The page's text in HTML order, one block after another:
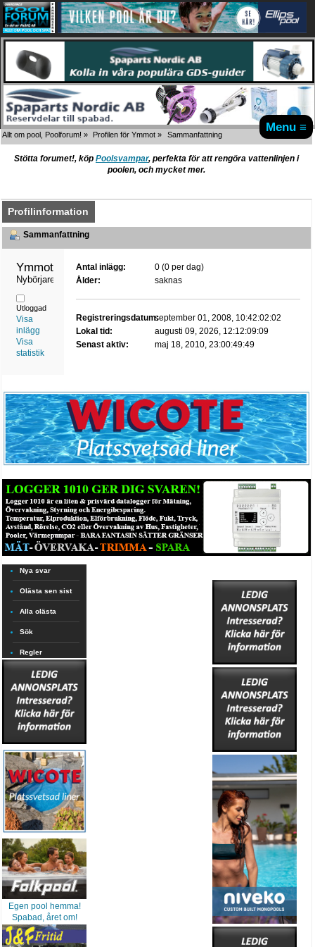
Menu ≡
Allt om pool, Poolforum! » Profilen för Ymmot » Sammanfattning
Stötta forumet!, köp Poolsvampar, perfekta för att rengöra vattenlinjen i
poolen, och mycket mer.
Profilinformation
Sammanfattning
Nybörjare
Utloggad
Visa
inlägg
Visa
statistik
Antal inlägg:
0 (0 per dag)
Ålder:
saknas
Registreringsdatum:september 01, 2008, 10:42:02:02
Lokal tid:
augusti 09, 2026, 12:12:09:09
Senast aktiv:
maj 18, 2010, 23:00:49:49
Nya svar
Olästa sen sist
Alla olästa
Sök
Regler
Egen pool hemma!
Spabad, året om!